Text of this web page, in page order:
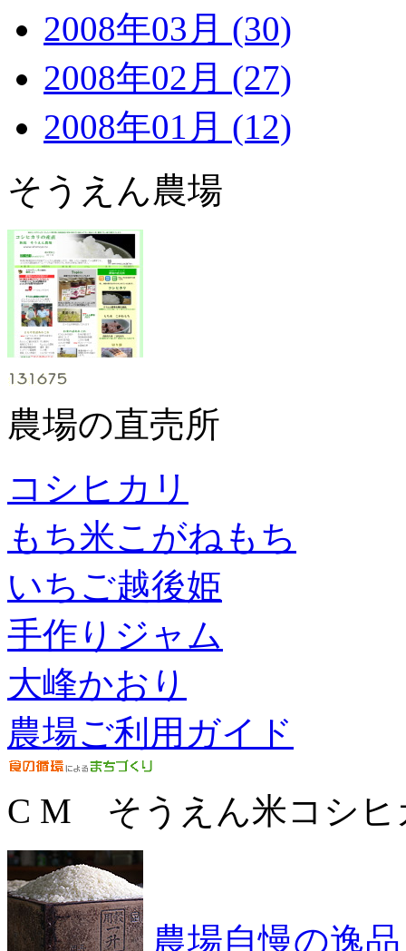
2008年03月 (30)
2008年02月 (27)
2008年01月 (12)
そうえん農場
農場の直売所
コシヒカリ
もち米こがねもち
いちご越後姫
手作りジャム
大峰かおり
農場ご利用ガイド
C M そうえん米コシヒ
農場自慢の逸